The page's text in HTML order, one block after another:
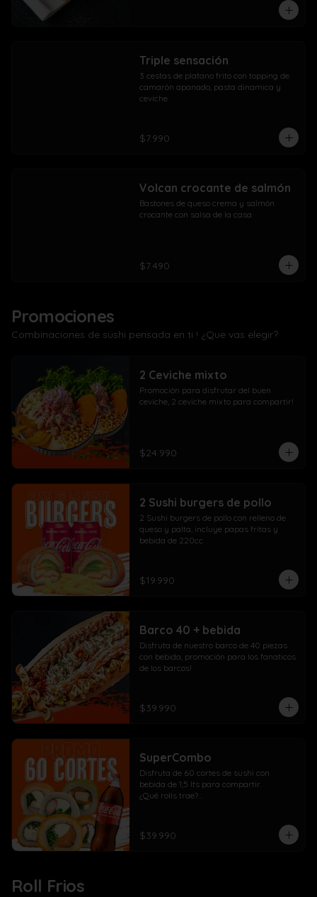
Triple sensación
3 cestas de platano frito con topping de
camarón apanado, pasta dinamica y
ceviche
$7.990
Volcan crocante de salmón
Bastones de queso crema y salmón
crocante con salsa de la casa
$7.490
Promociones
Combinaciones de sushi pensada en ti ! ¿Que vas elegir?
2 Ceviche mixto
Promoción para disfrutar del buen
ceviche, 2 ceviche mixto para compartir!
$24.990
2 Sushi burgers de pollo
2 Sushi burgers de pollo con relleno de
queso y palta, incluye papas fritas y
bebida de 220cc
$19.990
Barco 40 + bebida
Disfruta de nuestro barco de 40 piezas
con bebida, promoción para los fanaticos
de los barcos!
$39.990
SuperCombo
Disfruta de 60 cortes de sushi con
bebida de 1,5 lts para compartir.
¿Qué rolls trae?
10 Kanikama, cebollín, queso crema
envuelto en panko
$39.990
Roll Frios